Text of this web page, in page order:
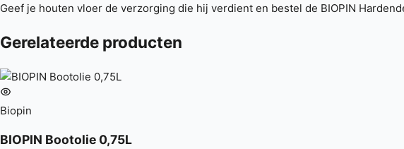
Geef je houten vloer de verzorging die hij verdient en bestel de BIOPIN
Gerelateerde producten
Biopin
BIOPIN Bootolie 0,75L